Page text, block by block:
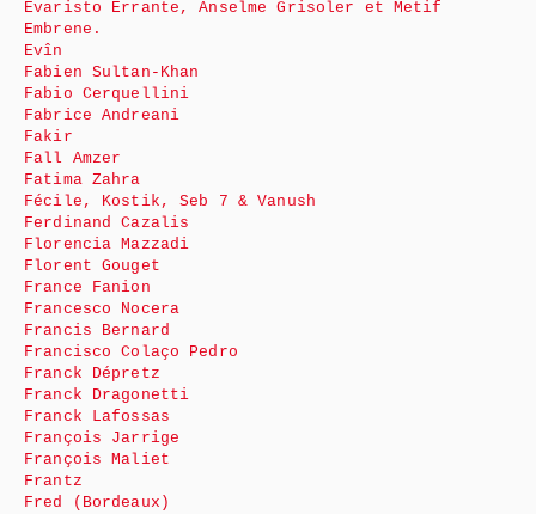
Evaristo Errante, Anselme Grisoler et Metif
Embrene.
Evîn
Fabien Sultan-Khan
Fabio Cerquellini
Fabrice Andreani
Fakir
Fall Amzer
Fatima Zahra
Fécile, Kostik, Seb 7 & Vanush
Ferdinand Cazalis
Florencia Mazzadi
Florent Gouget
France Fanion
Francesco Nocera
Francis Bernard
Francisco Colaço Pedro
Franck Dépretz
Franck Dragonetti
Franck Lafossas
François Jarrige
François Maliet
Frantz
Fred (Bordeaux)